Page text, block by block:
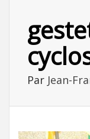
Par Jean-